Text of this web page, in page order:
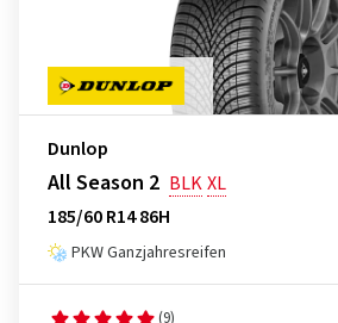
Dunlop
All Season 2 BLKXL
185/60 R14 86H
PKW Ganzjahresreifen
(9)